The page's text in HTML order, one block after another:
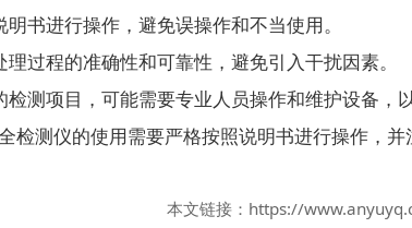
进行操作，避免误操作和不当使用。
程的准确性和可靠性，避免引入干扰因素。
项目，可能需要专业人员操作和维护设备，以
测仪的使用需要严格按照说明书进行操作，并
本文链接： https://